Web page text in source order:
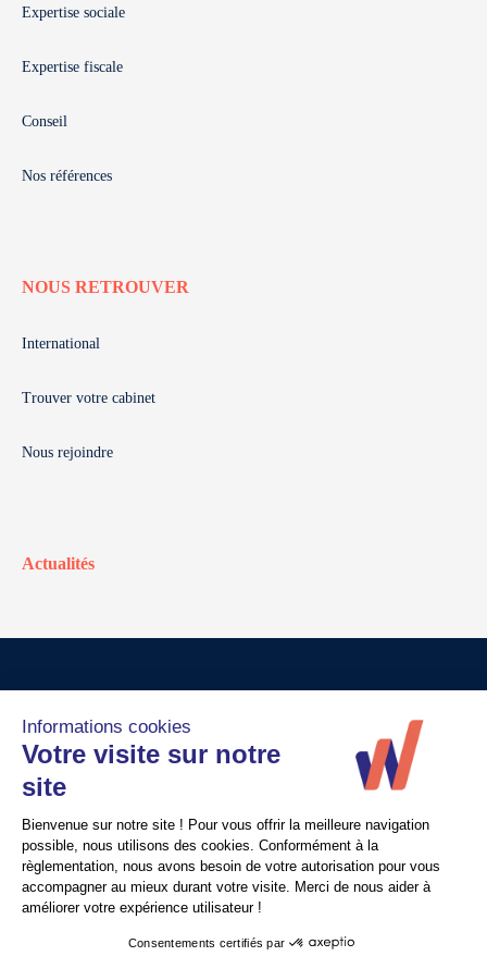
Expertise sociale
Expertise fiscale
Conseil
Nos références
NOUS RETROUVER
International
Trouver votre cabinet
Nous rejoindre
Actualités
Crédits
Politique de confidentialité
Nous contacter